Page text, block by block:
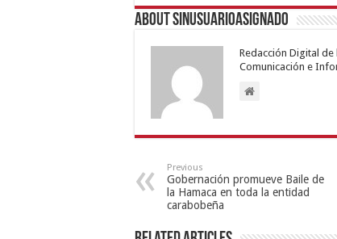
About sinusuarioasignado
Redacción Digital
Comunicación e
Previous
Gobernación promueve Baile de
la Hamaca en toda la entidad
carabobeña